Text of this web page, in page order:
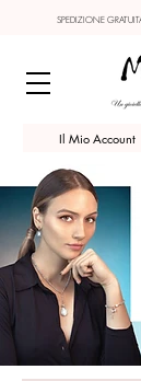
Il Mio Account
SPEDIZIONE